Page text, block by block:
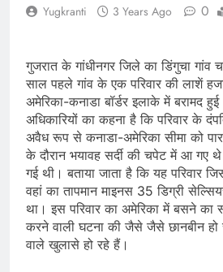
Yugkranti 3 Years Ago 0
गुजरात के गांधीनगर जिले का डिंगुचा गांव
साल पहले गांव के एक परिवार की लाशें
अमेरिका-कनाडा बॉर्डर इलाके में बरामद
अधिकारियों का कहना है कि परिवार के
अवैध रूप से कनाडा-अमेरिका सीमा को
के दौरान भयावह सर्दी की चपेट में आ गए
गई थी। बताया जाता है कि यह परिवार
वहां का तापमान माइनस 35 डिग्री
था। इस परिवार का अमेरिका में बसने का
करने वाली घटना की जैसे जैसे छानबीन
वाले खुलासे हो रहे हैं।